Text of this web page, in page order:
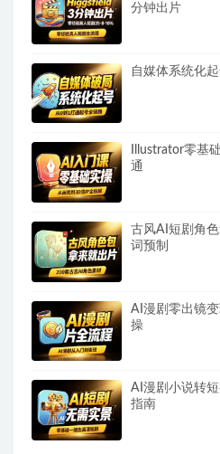
分钟出片
自媒体系统化
Illustrator零基
通
古风AI短剧角
词预制
AI漫剧零出镜
操
AI漫剧小说转
指南